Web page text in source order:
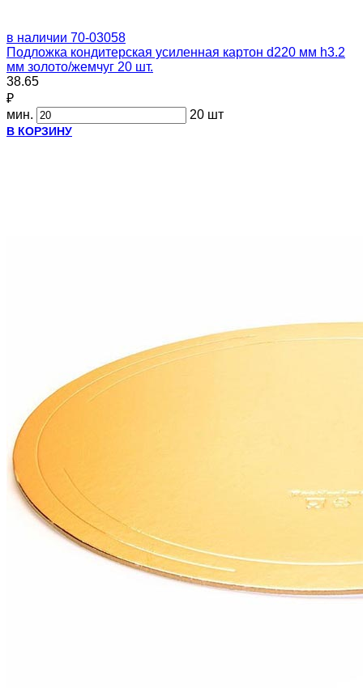
в наличии 70-03058
Подложка кондитерская усиленная картон d220 мм h3.2
мм золото/жемчуг 20 шт.
38.65
₽
мин.
20 шт
В КОРЗИНУ